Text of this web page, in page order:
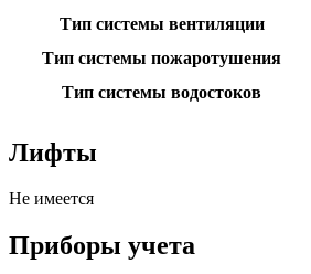
Тип системы вентиляции
Тип системы пожаротушения
Тип системы водостоков
Лифты
Не имеется
Приборы учета